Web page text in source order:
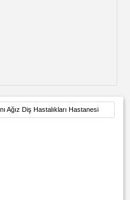
Ağız Diş Hastalıkları Hastanesi